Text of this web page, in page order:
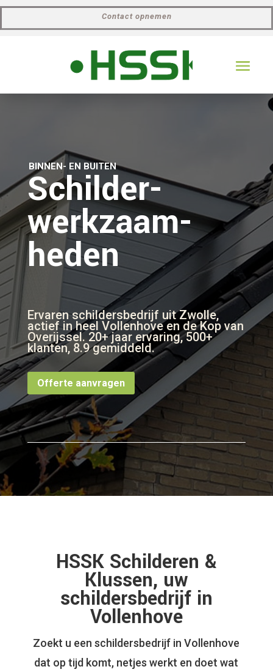
Contact opnemen
BINNEN- EN BUITEN
Schilder-
werkzaam-
heden
Ervaren schildersbedrijf uit Zwolle,
actief in heel Vollenhove en de Kop van
Overijssel. 20+ jaar ervaring, 500+
klanten, 8.9 gemiddeld.
Offerte aanvragen
HSSK Schilderen &
Klussen, uw
schildersbedrijf in
Vollenhove
Zoekt u een schildersbedrijf in Vollenhove
dat op tijd komt, netjes werkt en doet wat